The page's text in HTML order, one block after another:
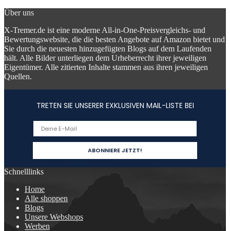
Über uns
X-Tremer.de ist eine moderne All-in-One-Preisvergleichs- und
Bewertungswebsite, die die besten Angebote auf Amazon bietet und
Sie durch die neuesten hinzugefügten Blogs auf dem Laufenden
hält. Alle Bilder unterliegen dem Urheberrecht ihrer jeweiligen
Eigentümer. Alle zitierten Inhalte stammen aus ihren jeweiligen
Quellen.
TRETEN SIE UNSERER EXKLUSIVEN MAIL-LISTE BEI
Schnelllinks
Home
Alle shoppen
Blogs
Unsere Webshops
Werben